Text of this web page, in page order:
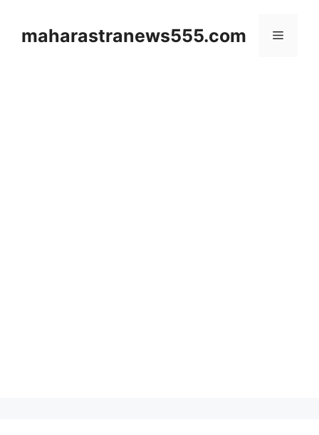
contentmaharastranews555.com Menu